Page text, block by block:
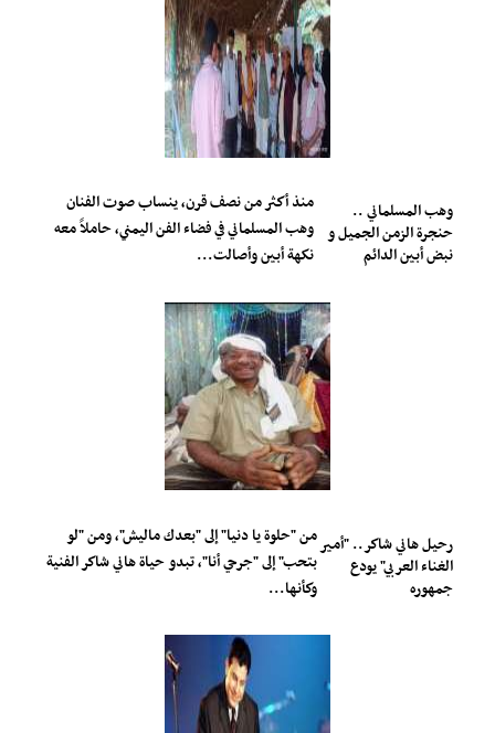
وهب المسلماني ..
حنجرة الزمن الجميل و
نبض أبين الدائم
منذ أكثر من نصف قرن، ينساب صوت الفنان
وهب المسلماني في فضاء الفن اليمني، حاملاً معه
نكهة أبين وأصالت...
رحيل هاني شاكر.. "أمير
الغناء العربي" يودع
جمهوره
من "حلوة يا دنيا" إلى "بعدك ماليش"، ومن "لو
بتحب" إلى "جرحي أنا"، تبدو حياة هاني شاكر الفنية
وكأنها...